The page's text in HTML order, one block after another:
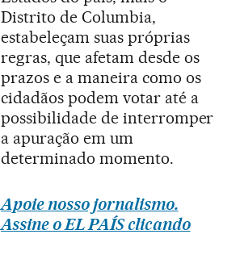
Distrito de Columbia,
estabeleçam suas próprias
regras, que afetam desde os
prazos e a maneira como os
cidadãos podem votar até a
possibilidade de interromper
a apuração em um
determinado momento.
Apoie nosso jornalismo.
Assine o EL PAÍS clicando